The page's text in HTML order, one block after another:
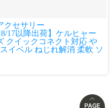
クセサリー
17以降出荷】ケルヒャー
クイックコネクト対応 や
イベル ねじれ解消 柔軟 ソ